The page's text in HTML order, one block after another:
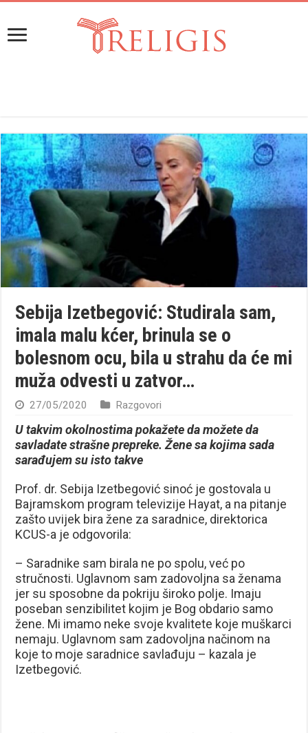
Sebija Izetbegović: Studirala sam,
imala malu kćer, brinula se o
bolesnom ocu, bila u strahu da će mi
muža odvesti u zatvor…
27/05/2020 Razgovori
U takvim okolnostima pokažete da možete da
savladate strašne prepreke. Žene sa kojima sada
sarađujem su isto takve
Prof. dr. Sebija Izetbegović sinoć je gostovala u
Bajramskom program televizije Hayat, a na pitanje
zašto uvijek bira žene za saradnice, direktorica
KCUS-a je odgovorila:
– Saradnike sam birala ne po spolu, već po
stručnosti. Uglavnom sam zadovoljna sa ženama
jer su sposobne da pokriju široko polje. Imaju
poseban senzibilitet kojim je Bog obdario samo
žene. Mi imamo neke svoje kvalitete koje muškarci
nemaju. Uglavnom sam zadovoljna načinom na
koje to moje saradnice savlađuju – kazala je
Izetbegović.